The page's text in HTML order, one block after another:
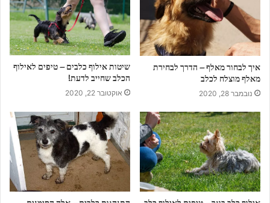
איך לבחור מאלף – הדרך לבחירת
מאלף מוצלח לכלב
נובמבר 28, 2020
שיטות אילוף כלבים – טיפים לאילוף
הכלב שחייב לדעת!
אוקטובר 22, 2020